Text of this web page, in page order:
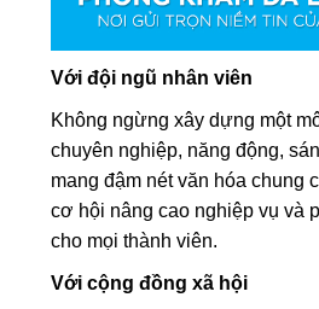
Với đội ngũ nhân viên
Không ngừng xây dựng một
chuyên nghiệp, năng động,
mang đậm nét văn hóa chung
cơ hội nâng cao nghiệp vụ và
cho mọi thành viên.
Với cộng đồng xã hội